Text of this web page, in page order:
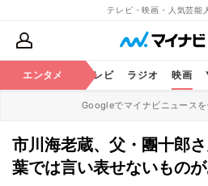
テレビ・映画・人気芸能
エンタメ
芸能 テレビ ラジオ 映画
Googleでマイナビニュース
市川海老蔵、父・團十郎
葉では言い表せないものが